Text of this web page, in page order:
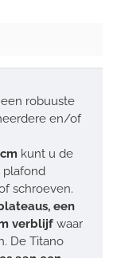
een robuuste
en/of
kunt u de
plafond
schroeven.
een
verblijf waar
De Titano